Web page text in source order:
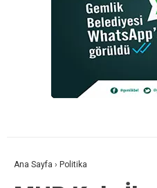
Ana Sayfa › Politika